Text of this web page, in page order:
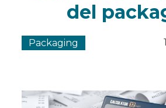
del
Packaging